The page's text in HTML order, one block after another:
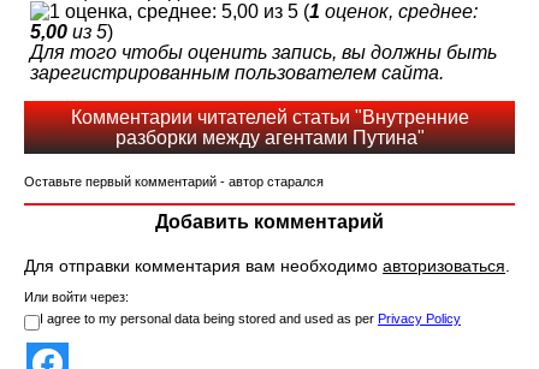
(1 оценок, среднее:
5,00 из 5)
Для того чтобы оценить запись, вы должны быть
зарегистрированным пользователем сайта.
Комментарии читателей статьи "Внутренние
разборки между агентами Путина"
Оставьте первый комментарий - автор старался
Добавить комментарий
Для отправки комментария вам необходимо авторизоваться.
Или войти через:
I agree to my personal data being stored and used as per Privacy Policy